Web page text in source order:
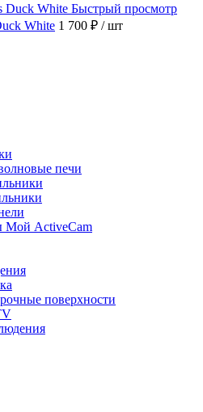
Быстрый просмотр
White 1 700 ₽ / шт
печи
Мой ActiveCam
поверхности